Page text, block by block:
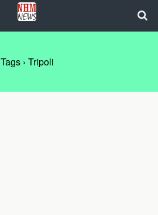
Tags › Tripoli